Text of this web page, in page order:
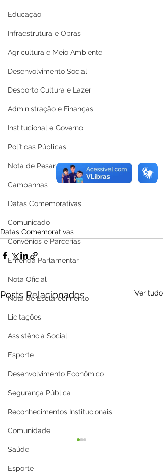
Educação
Infraestrutura e Obras
Agricultura e Meio Ambiente
Desenvolvimento Social
Desporto Cultura e Lazer
Administração e Finanças
Institucional e Governo
Políticas Públicas
Nota de Pesar
Campanhas
Datas Comemorativas
Comunicado
Convênios e Parcerias
Emenda Parlamentar
Nota Oficial
Nota de Esclarecimento
Licitações
Assistência Social
Esporte
Desenvolvimento Econômico
Segurança Pública
Reconhecimentos Institucionais
Comunidade
Saúde
Esporte
Datas Comemorativas
Posts Relacionados Ver tudo